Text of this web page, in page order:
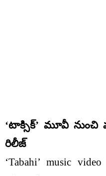
‘టాక్సిక్’ మూవీ
రిలీజ్
‘Tabahi’ music